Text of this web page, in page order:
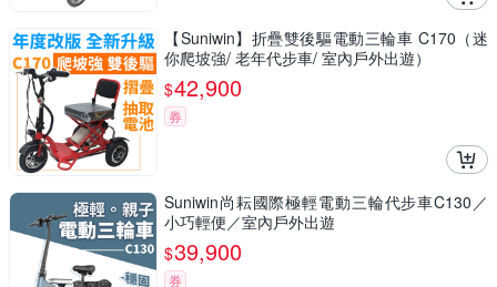
【Suniwin】折疊雙後驅電動三輪車 C170（迷
你爬坡強/ 老年代步車/ 室內戶外出遊）
$42,900
券
Suniwin尚耘國際極輕電動三輪代步車C130／
小巧輕便／室內戶外出遊
$39,900
券